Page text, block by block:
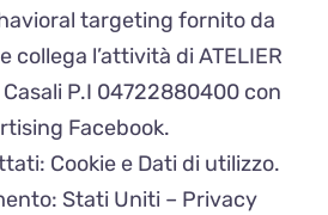
targeting fornito da
collega l’attività di ATELIER
P.I 04722880400 con
Facebook.
Cookie e Dati di utilizzo.
Stati Uniti – Privacy